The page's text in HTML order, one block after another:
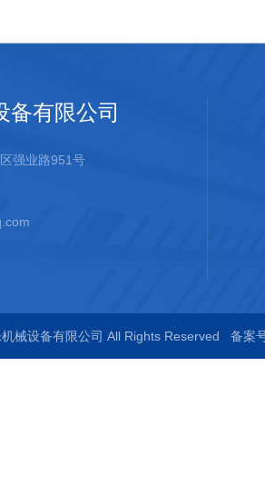
备有限公司
强业路951号
械设备有限公司 All Rights Reserved 备案